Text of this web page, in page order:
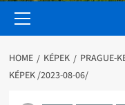
Menu
HOME KÉPEK
PRAGUE-
KÉPEK /2023-08-06/